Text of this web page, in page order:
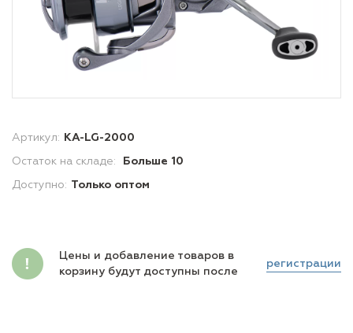
Артикул: KA-LG-2000
Остаток на складе: Больше 10
Доступно: Только оптом
Цены и добавление товаров в
корзину будут доступны после
регистрации